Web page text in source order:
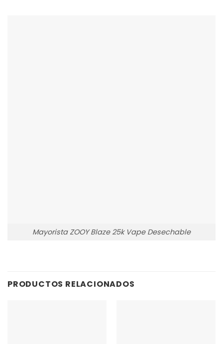
Mayorista ZOOY Blaze 25k Vape Desechable
PRODUCTOS RELACIONADOS